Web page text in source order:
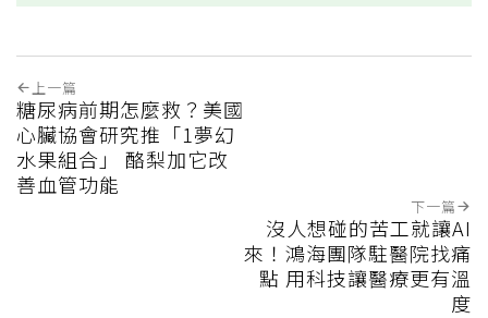
上一篇
糖尿病前期怎麼救？美國
心臟協會研究推「1夢幻
水果組合」 酪梨加它改
善血管功能
下一篇
沒人想碰的苦工就讓AI
來！鴻海團隊駐醫院找痛
點 用科技讓醫療更有溫
度